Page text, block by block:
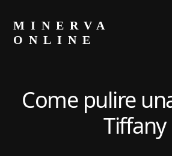
primary
sidebar
content
MINERVA
ONLINE
Minerva
Come pulire
Tiffany